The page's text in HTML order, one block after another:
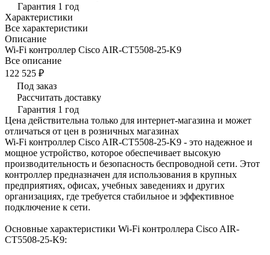
Гарантия 1 год
Характеристики
Все характеристики
Описание
Wi-Fi контроллер Cisco AIR-CT5508-25-K9
Все описание
122 525 ₽
Под заказ
Рассчитать доставку
Гарантия 1 год
Цена действительна только для интернет-магазина и может
отличаться от цен в розничных магазинах
Wi-Fi контроллер Cisco AIR-CT5508-25-K9 - это надежное и
мощное устройство, которое обеспечивает высокую
производительность и безопасность беспроводной сети. Этот
контроллер предназначен для использования в крупных
предприятиях, офисах, учебных заведениях и других
организациях, где требуется стабильное и эффективное
подключение к сети.
Основные характеристики Wi-Fi контроллера Cisco AIR-
CT5508-25-K9: